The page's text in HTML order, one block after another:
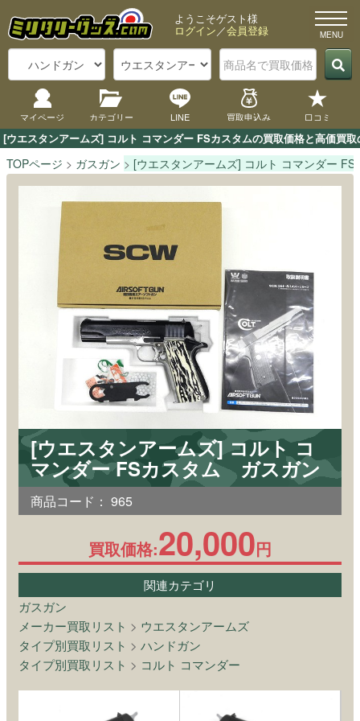
[ウエスタンアームズ] コルト コマンダー FSカスタムの買取価格と高価買
ようこそゲスト様
ログイン／会員登録
マイページ カテゴリー LINE 買取申込み 口コミ
TOPページ ガスガン [ウエスタンアームズ] コルト コマンダー FS
[ウエスタンアームズ] コルト コ
マンダー FSカスタム ガスガン
商品コード： 965
買取価格:20,000円
関連カテゴリ
ガスガン
メーカー買取リスト > ウエスタンアームズ
タイプ別買取リスト > ハンドガン
タイプ別買取リスト > コルト コマンダー